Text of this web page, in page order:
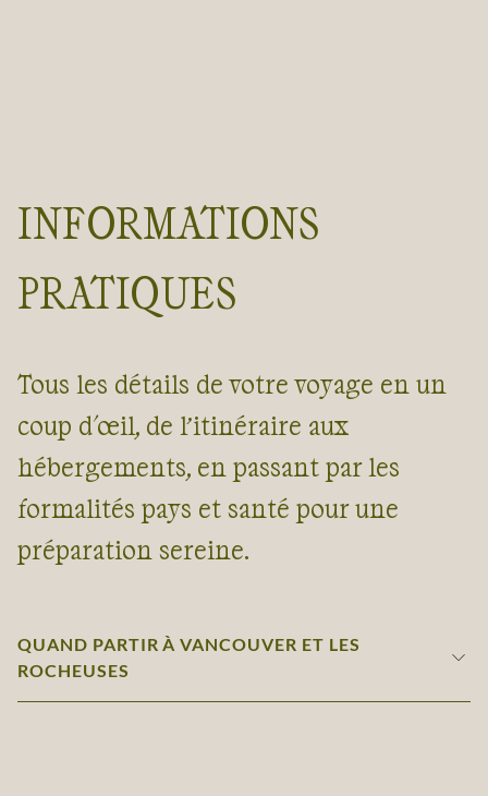
INFORMATIONS
PRATIQUES
Tous les détails de votre voyage en un
coup d'œil, de l’itinéraire aux
hébergements, en passant par les
formalités pays et santé pour une
préparation sereine.
QUAND PARTIR À VANCOUVER ET LES
ROCHEUSES